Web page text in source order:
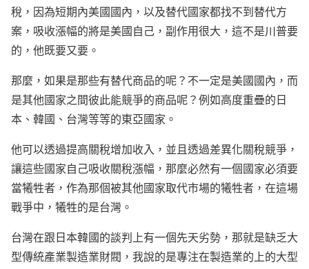
稅，因為短期內美國國內，以及替代國家都找不到替代方
案，吸收漲幅的將是美國自己，副作用很大，這不是川普要
的，他既要又要。
那麼，如果是那些有替代商品的呢？不一定是美國國內，而
是其他國家之間彼此能競爭的商品呢？例如高度重疊的日
本、韓國、台灣等等的東亞國家。
他可以透過提高關稅增加收入，並且透過差異化關稅競爭，
讓這些國家自己吸收關稅漲幅，那麼必然有一個國家必須要
當犧牲者，作為那個被其他國家取代市場的犧牲者，在這場
戰爭中，犧牲的是台灣。
台灣在跟日本韓國的談判上有一個先天劣勢，那就是缺乏大
型傳統產業製造業財閥，我說的是專注在製造業的上的大型